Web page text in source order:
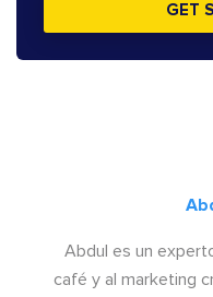
GET
Abdul es un
café y al marketing